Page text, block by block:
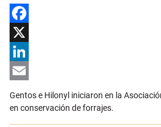
Facebook
X
LinkedIn
Gentos e Hilonyl iniciaron en la
en conservación de forrajes.